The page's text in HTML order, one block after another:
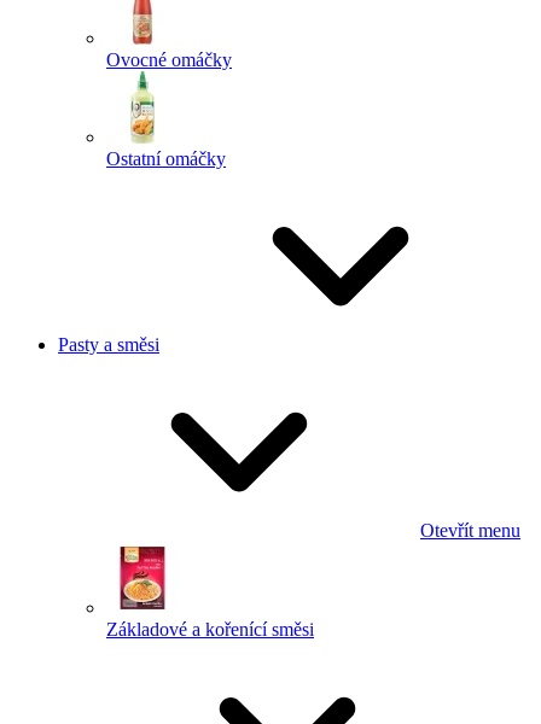
Ovocné omáčky
Ostatní omáčky
Pasty a směsi
Otevřít menu
Základové a kořenící směsi